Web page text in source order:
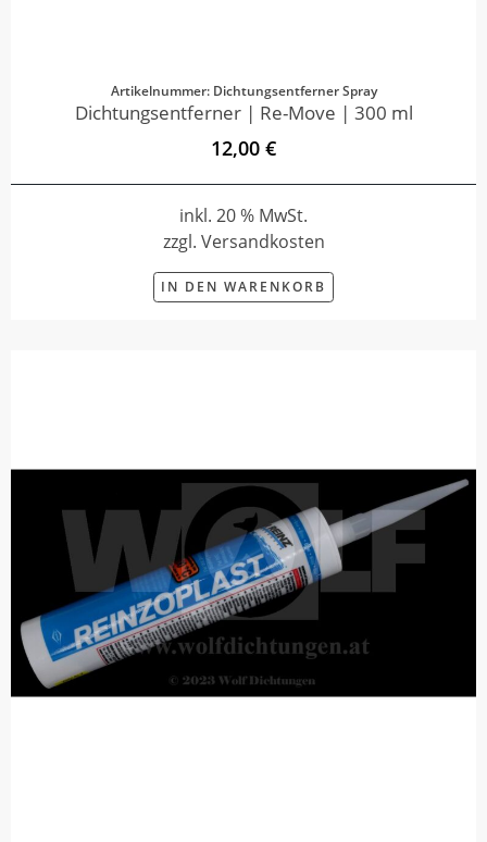
Artikelnummer: Dichtungsentferner Spray
Dichtungsentferner | Re-Move | 300 ml
12,00 €
inkl. 20 % MwSt.
zzgl. Versandkosten
IN DEN WARENKORB